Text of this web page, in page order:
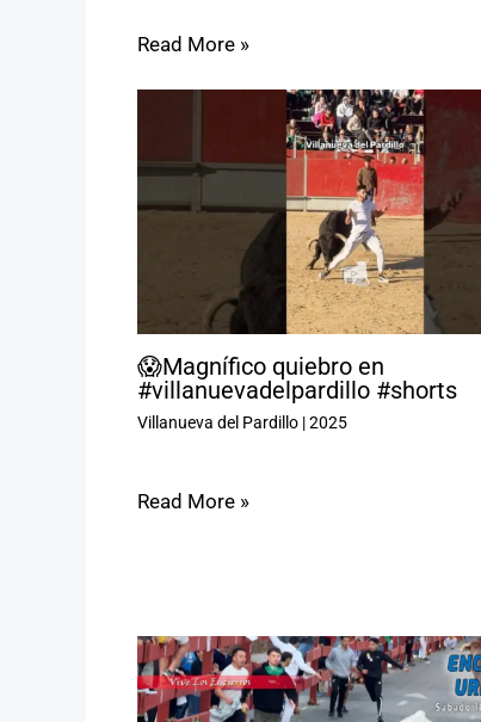
Read More »
😱Magnífico quiebro en
#villanuevadelpardillo #shorts
Villanueva del Pardillo|2025
Read More »